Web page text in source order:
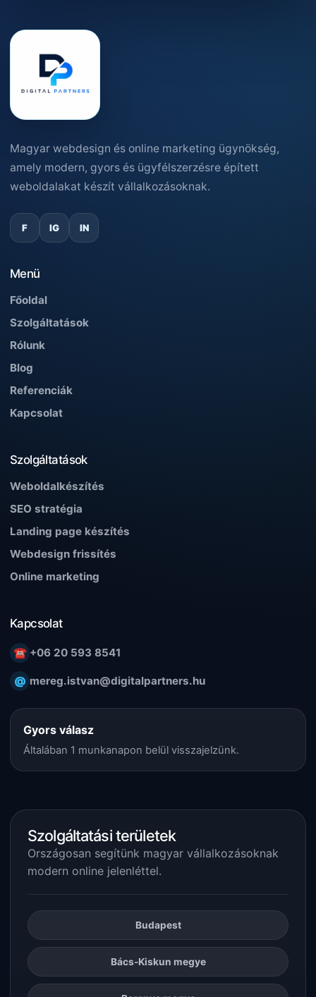
Magyar webdesign és online marketing ügynökség,
amely modern, gyors és ügyfélszerzésre épített
weboldalakat készít vállalkozásoknak.
F IG IN
Menü
Főoldal
Szolgáltatások
Rólunk
Blog
Referenciák
Kapcsolat
Szolgáltatások
Weboldalkészítés
SEO stratégia
Landing page készítés
Webdesign frissítés
Online marketing
Kapcsolat
☎ +06 20 593 8541
@ mereg.istvan@digitalpartners.hu
Gyors válasz
Általában 1 munkanapon belül visszajelzünk.
Szolgáltatási területek
Országosan segítünk magyar vállalkozásoknak
modern online jelenléttel.
Budapest
Bács-Kiskun megye